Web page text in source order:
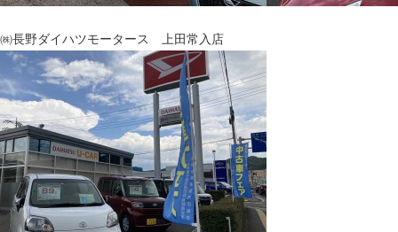
㈱長野ダイハツモータース 上田常入店